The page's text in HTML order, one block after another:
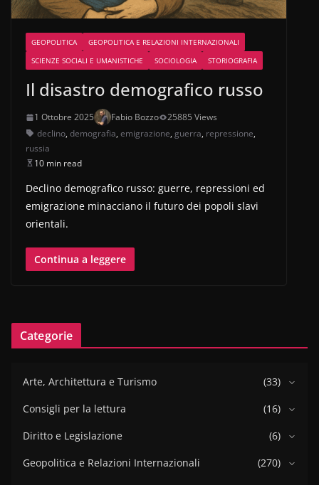
GEOPOLITICA
GEOPOLITICA E RELAZIONI INTERNAZIONALI
SCIENZE SOCIALI E UMANISTICHE
SOCIOLOGIA STORIOGRAFIA
Il disastro demografico russo
1 Ottobre 2025 Fabio Bozzo
25885 Views
declino, demografia, emigrazione, guerra, repressione,
russia
10 min read
Declino demografico russo: guerre, repressioni ed
emigrazione minacciano il futuro dei popoli slavi
orientali.
Continua a leggere
Categorie
Arte, Architettura e Turismo
(33)
Consigli per la lettura
(16)
Diritto e Legislazione
(6)
Geopolitica e Relazioni Internazionali
(270)